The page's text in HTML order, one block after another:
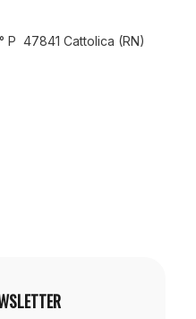
P 47841 Cattolica (RN)